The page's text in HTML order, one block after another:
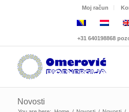
Moj račun
+31 640198868
Novosti